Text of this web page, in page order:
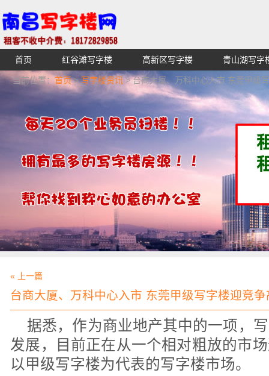
【不收中介费】南昌写字楼出租租赁招租出售,找高端高
湖青云谱写字楼
首页 红谷滩写字楼 高新区写字楼 青山湖写字
当前位置： 首页>写字楼资讯> 台商大厦、万科中心入市 东莞甲级
« 上一篇
台商大厦、万科中心入市 东莞甲级写字楼迎竞争
据悉，作为商业地产其中的一项，
发展，目前正在从一个相对粗放的市
以甲级写字楼为代表的写字楼市场。